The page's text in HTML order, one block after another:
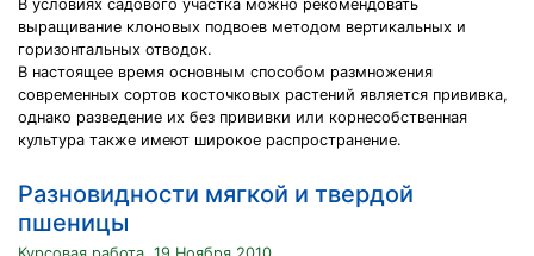
В условиях садового участка можно рекомендовать
выращивание клоновых подвоев методом вертикальных и
горизонтальных отводок.
В настоящее время основным способом размножения
современных сортов косточковых растений является прививка,
однако разведение их без прививки или корнесобственная
культура также имеют широкое распространение.
Разновидности мягкой и твердой
пшеницы